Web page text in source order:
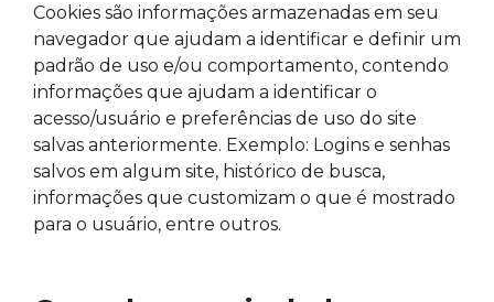
Cookies são informações armazenadas em seu
navegador que ajudam a identificar e definir um
padrão de uso e/ou comportamento, contendo
informações que ajudam a identificar o
acesso/usuário e preferências de uso do site
salvas anteriormente. Exemplo: Logins e senhas
salvos em algum site, histórico de busca,
informações que customizam o que é mostrado
para o usuário, entre outros.